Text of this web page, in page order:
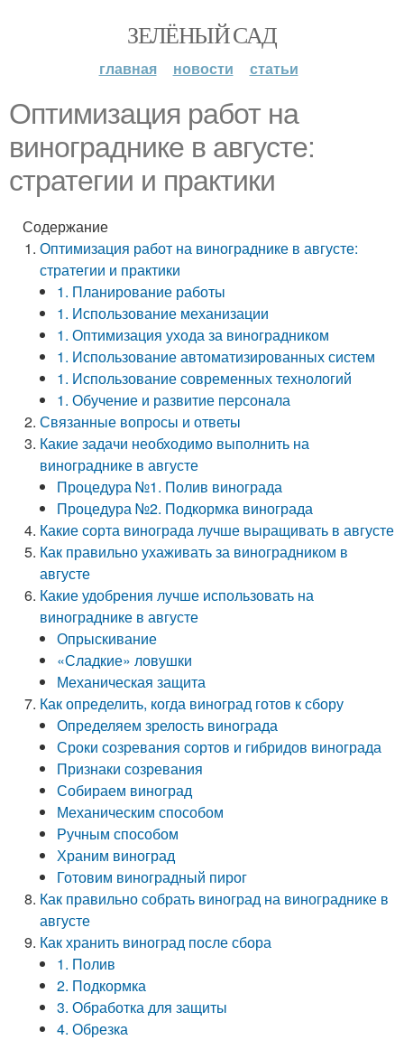
ЗЕЛЁНЫЙ САД
главная новости статьи
Оптимизация работ на
винограднике в августе:
стратегии и практики
Содержание
Оптимизация работ на винограднике в августе:
стратегии и практики
1. Планирование работы
1. Использование механизации
1. Оптимизация ухода за виноградником
1. Использование автоматизированных систем
1. Использование современных технологий
1. Обучение и развитие персонала
Связанные вопросы и ответы
Какие задачи необходимо выполнить на
винограднике в августе
Процедура №1. Полив винограда
Процедура №2. Подкормка винограда
Какие сорта винограда лучше выращивать в августе
Как правильно ухаживать за виноградником в
августе
Какие удобрения лучше использовать на
винограднике в августе
Опрыскивание
«Сладкие» ловушки
Механическая защита
Как определить, когда виноград готов к сбору
Определяем зрелость винограда
Сроки созревания сортов и гибридов винограда
Признаки созревания
Собираем виноград
Механическим способом
Ручным способом
Храним виноград
Готовим виноградный пирог
Как правильно собрать виноград на винограднике в
августе
Как хранить виноград после сбора
1. Полив
2. Подкормка
3. Обработка для защиты
4. Обрезка